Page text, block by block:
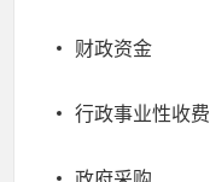
财政资金
行政事业性收费